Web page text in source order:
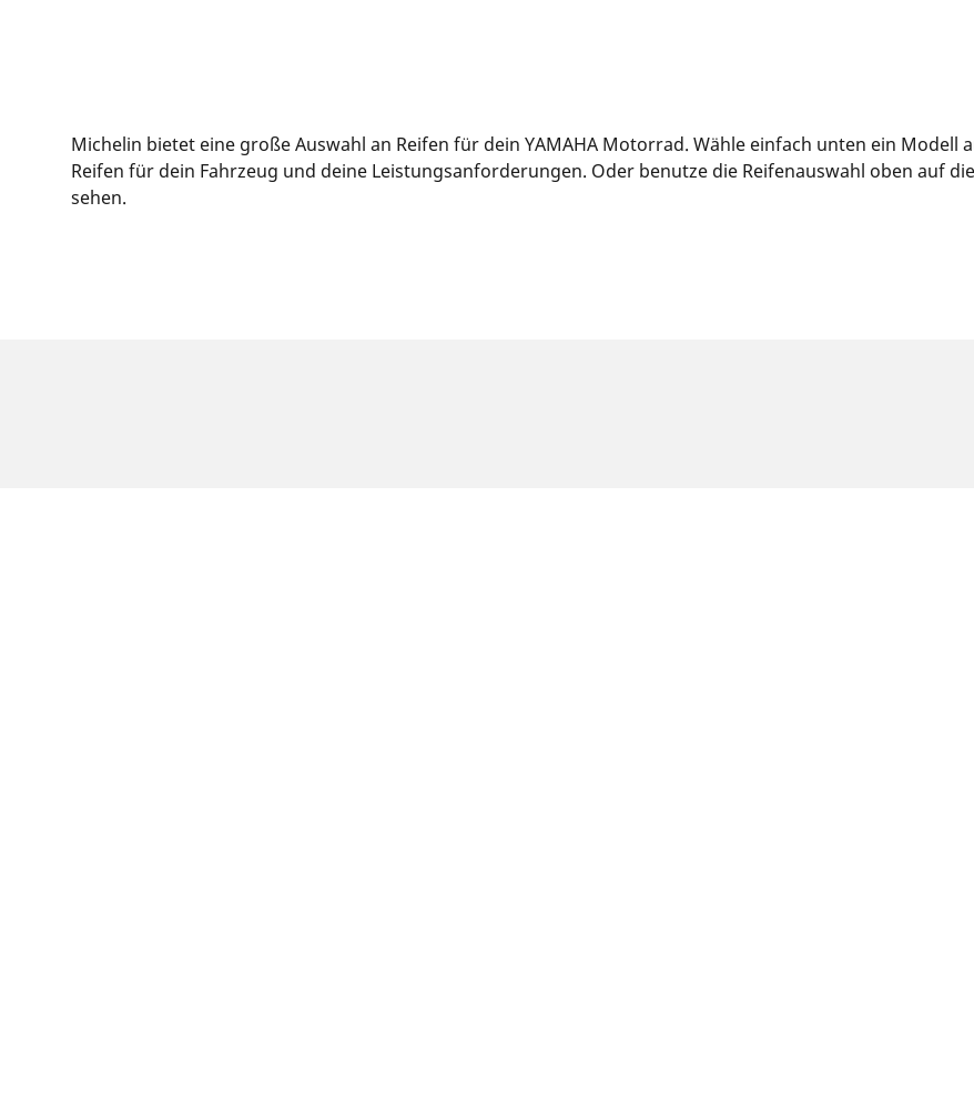
Michelin bietet eine große Auswahl an Reifen für dein YAMAHA Motorrad. Wähle einfach unten ein Modell
Reifen für dein Fahrzeug und deine Leistungsanforderungen. Oder benutze die Reifenauswahl oben auf
sehen.